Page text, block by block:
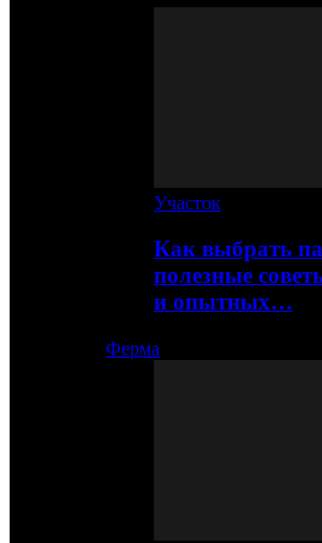
Участок
Как выбрать
полезные
и опытных…
Ферма